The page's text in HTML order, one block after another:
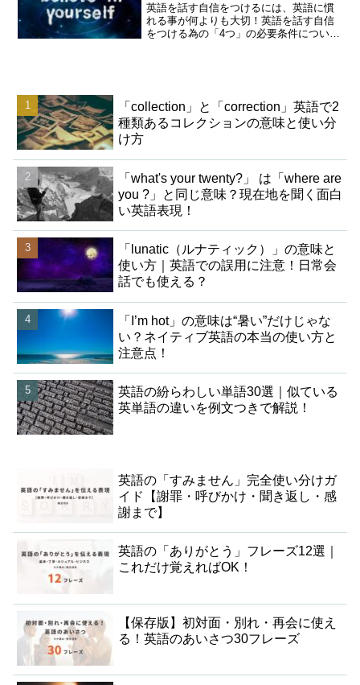
英語を話す自信をつけるには、英語に慣
れる事が何よりも大切！英語を話す自信
をつける為の「4つ」の必要条件について
「collection」と「correction」英語で2
種類あるコレクションの意味と使い分
け方
「what's your twenty?」 は「where are
you ?」と同じ意味？現在地を聞く面白
い英語表現！
「lunatic（ルナティック）」の意味と
使い方｜英語での誤用に注意！日常会
話でも使える？
「I’m hot」の意味は“暑い”だけじゃな
い？ネイティブ英語の本当の使い方と
注意点！
英語の紛らわしい単語30選｜似ている
英単語の違いを例文つきで解説！
英語の「すみません」完全使い分けガ
イド【謝罪・呼びかけ・聞き返し・感
謝まで】
英語の「ありがとう」フレーズ12選｜
これだけ覚えればOK！
【保存版】初対面・別れ・再会に使え
る！英語のあいさつ30フレーズ